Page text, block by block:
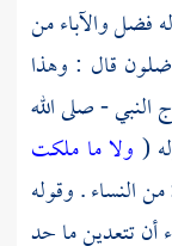
فضل والآباء من
قال : وهذا
النبي - صلى الله
( ولا ما ملكت
النساء . وقوله
أن تتعدين ما حد